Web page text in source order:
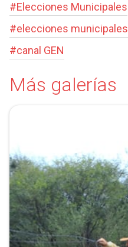
#Elecciones Municipales
#elecciones municipales
#canal GEN
Más galerías